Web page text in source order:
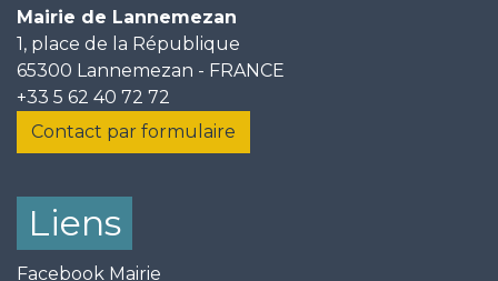
Mairie de Lannemezan
1, place de la République
65300 Lannemezan - FRANCE
+33 5 62 40 72 72
Contact par formulaire
Liens
Facebook Mairie